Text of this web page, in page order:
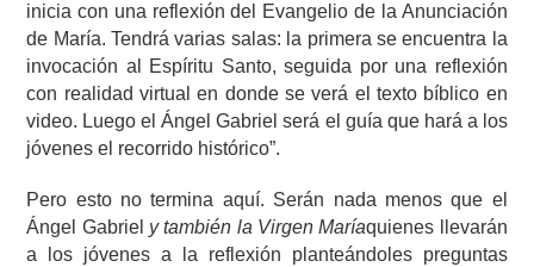
inicia con una reflexión del Evangelio de la Anunciación
de María. Tendrá varias salas: la primera se encuentra la
invocación al Espíritu Santo, seguida por una reflexión
con realidad virtual en donde se verá el texto bíblico en
video. Luego el Ángel Gabriel será el guía que hará a los
jóvenes el recorrido histórico”.
Pero esto no termina aquí. Serán nada menos que el
Ángel Gabriel y también la Virgen Maríaquienes llevarán
a los jóvenes a la reflexión planteándoles preguntas